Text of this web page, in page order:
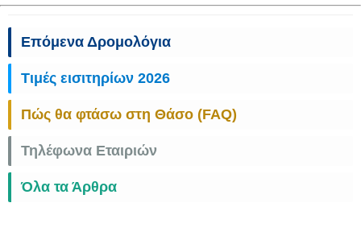
Επόμενα Δρομολόγια
Τιμές εισιτηρίων 2026
Πώς θα φτάσω στη Θάσο (FAQ)
Τηλέφωνα Εταιριών
Όλα τα Άρθρα